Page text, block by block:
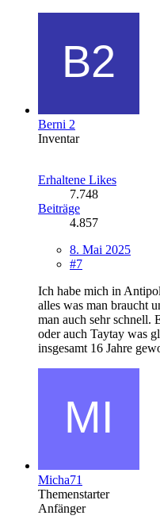
Berni 2
Inventar
Erhaltene Likes
7.748
Beiträge
4.857
8. Mai 2025
#7
Ich habe mich in
alles was man braucht
man auch sehr schnell.
oder auch Taytay was
insgesamt 16 Jahre
Micha71
Themenstarter
Anfänger